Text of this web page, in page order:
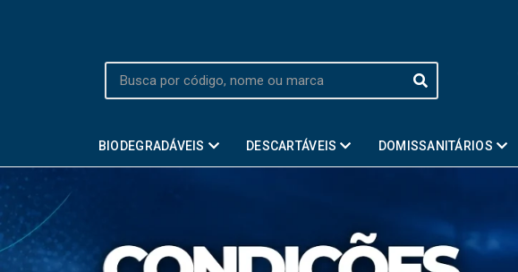
BIODEGRADÁVEIS DESCARTÁVEIS DOMISSANITÁRIOS